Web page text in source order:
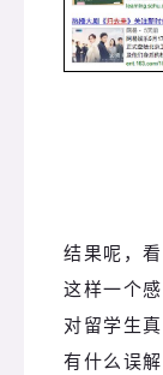
结果呢，
这样一个
对留学生
有什么误解